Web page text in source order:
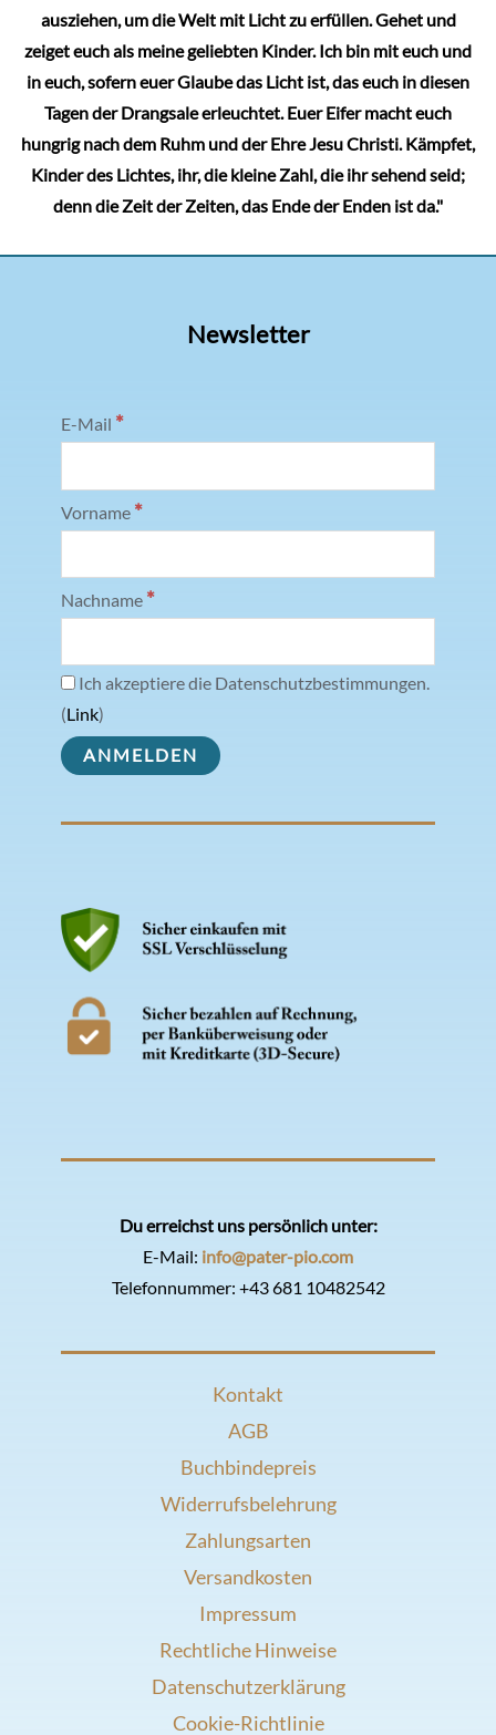
ausziehen, um die Welt mit Licht zu erfüllen. Gehet und
zeiget euch als meine geliebten Kinder. Ich bin mit euch und
in euch, sofern euer Glaube das Licht ist, das euch in diesen
Tagen der Drangsale erleuchtet. Euer Eifer macht euch
hungrig nach dem Ruhm und der Ehre Jesu Christi. Kämpfet,
Kinder des Lichtes, ihr, die kleine Zahl, die ihr sehend seid;
denn die Zeit der Zeiten, das Ende der Enden ist da."
Newsletter
E-Mail *
Vorname *
Nachname *
Ich akzeptiere die Datenschutzbestimmungen.
(Link)
Du erreichst uns persönlich unter:
E-Mail: info@pater-pio.com
Telefonnummer: +43 681 10482542
Kontakt
AGB
Buchbindepreis
Widerrufsbelehrung
Zahlungsarten
Versandkosten
Impressum
Rechtliche Hinweise
Datenschutzerklärung
Cookie-Richtlinie